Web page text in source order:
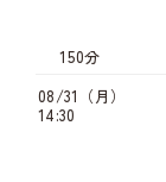
150分
08/31（月）
14:30